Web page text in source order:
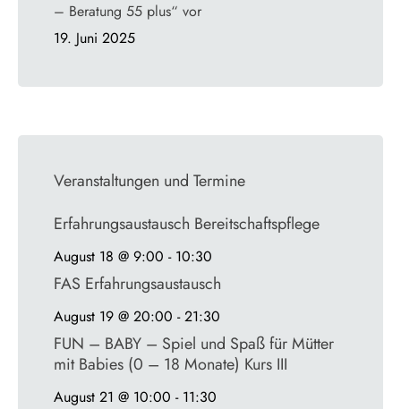
– Beratung 55 plus“ vor
19. Juni 2025
Veranstaltungen und Termine
Erfahrungsaustausch Bereitschaftspflege
August 18 @ 9:00 - 10:30
FAS Erfahrungsaustausch
August 19 @ 20:00 -21:30
FUN – BABY – Spiel und Spaß für Mütter
mit Babies (0 – 18 Monate) Kurs III
August 21 @ 10:00 - 11:30